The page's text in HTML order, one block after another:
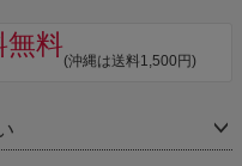
無料
(沖縄は送料1,500円)